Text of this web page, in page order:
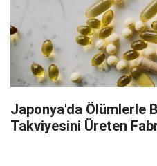
Japonya'da Ölümlerle
Takviyesini Üreten